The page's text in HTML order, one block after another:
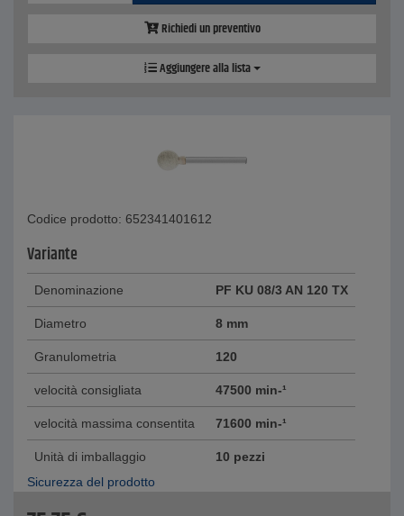
Richiedi un preventivo
Aggiungere alla lista
Codice prodotto: 652341401612
Variante
Denominazione PF KU 08/3 AN 120 TX
Diametro 8 mm
Granulometria 120
velocità consigliata 47500 min-¹
velocità massima consentita 71600 min-¹
Unità di imballaggio
10 pezzi
Sicurezza del prodotto